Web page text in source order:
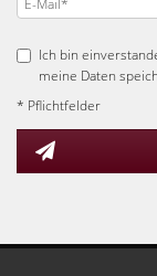
Ich bin
meine Daten
* Pflichtfelder